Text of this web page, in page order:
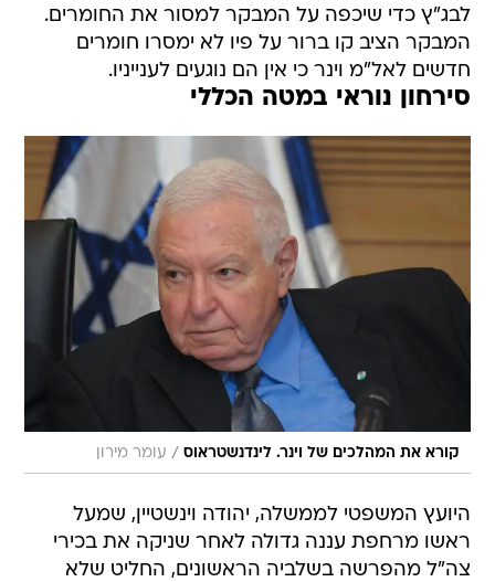
לבג"ץ כדי שיכפה על המבקר למסור את החומרים.
המבקר הציב קו ברור על פיו לא ימסרו חומרים
חדשים לאל"מ וינר כי אין הם נוגעים לענייניו.
סירחון נוראי במטה הכללי
קורא את המהלכים של וינר. לינדנשטראוס / עומר מירון
היועץ המשפטי לממשלה, יהודה וינשטיין, שמעל
ראשו מרחפת עננה גדולה לאחר שניקה את בכירי
צה"ל מהפרשה בשלביה הראשונים, החליט שלא